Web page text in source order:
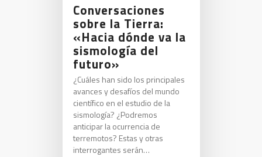
Conversaciones
sobre la Tierra:
«Hacia dónde va la
sismología del
futuro»
¿Cuáles han sido los principales
avances y desafíos del mundo
científico en el estudio de la
sismología? ¿Podremos
anticipar la ocurrencia de
terremotos? Estas y otras
interrogantes serán…